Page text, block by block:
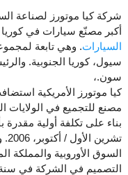
أكبر مصنّع سيارات في
السيارات. وهي تابعة
سيول، كوريا الجنوبية.
سون.،
كيا موتورز الأمريكية
مصنع للتجميع في الولايات
السوق الأوروبية والمملكة